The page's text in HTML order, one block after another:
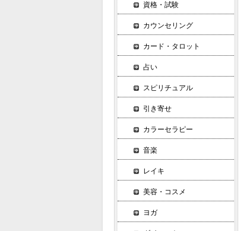
資格・試験
カウンセリング
カード・タロット
占い
スピリチュアル
引き寄せ
カラーセラピー
音楽
レイキ
美容・コスメ
ヨガ